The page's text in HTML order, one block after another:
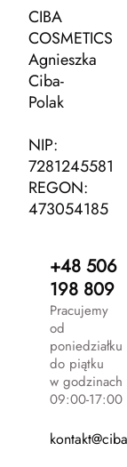
CIBA
COSMETICS
Agnieszka
Ciba-
Polak
NIP:
7281245581
REGON:
473054185
+48 506
198 809
Pracujemy
od
poniedziałku
do piątku
w godzinach
09:00-17:00